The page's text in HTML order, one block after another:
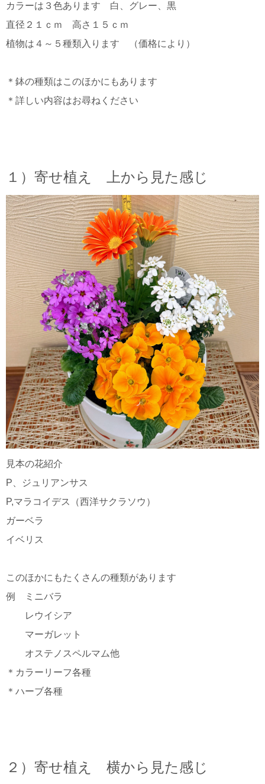
カラーは３色あります 白、グレー、黒
直径２１ｃｍ 高さ１５ｃｍ
植物は４～５種類入ります （価格により）
＊鉢の種類はこのほかにもあります
＊詳しい内容はお尋ねください
１）寄せ植え 上から見た感じ
見本の花紹介
P、ジュリアンサス
P,マラコイデス（西洋サクラソウ）
ガーベラ
イベリス
このほかにもたくさんの種類があります
例 ミニバラ
レウイシア
マーガレット
オステノスペルマム他
＊カラーリーフ各種
＊ハーブ各種
２）寄せ植え 横から見た感じ